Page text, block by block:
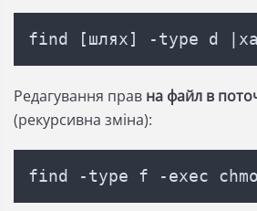
find [шлях] -type d
Редагування прав на файл в
(рекурсивна зміна):
find -type f -exec